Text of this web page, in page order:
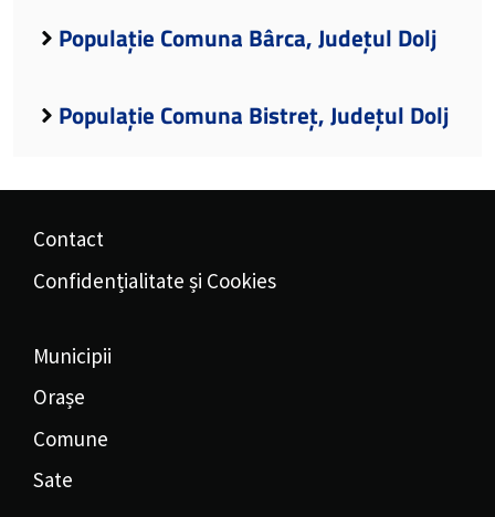
Populație Comuna Bârca, Județul Dolj
Populație Comuna Bistreț, Județul Dolj
Contact
Confidențialitate și Cookies
Municipii
Orașe
Comune
Sate